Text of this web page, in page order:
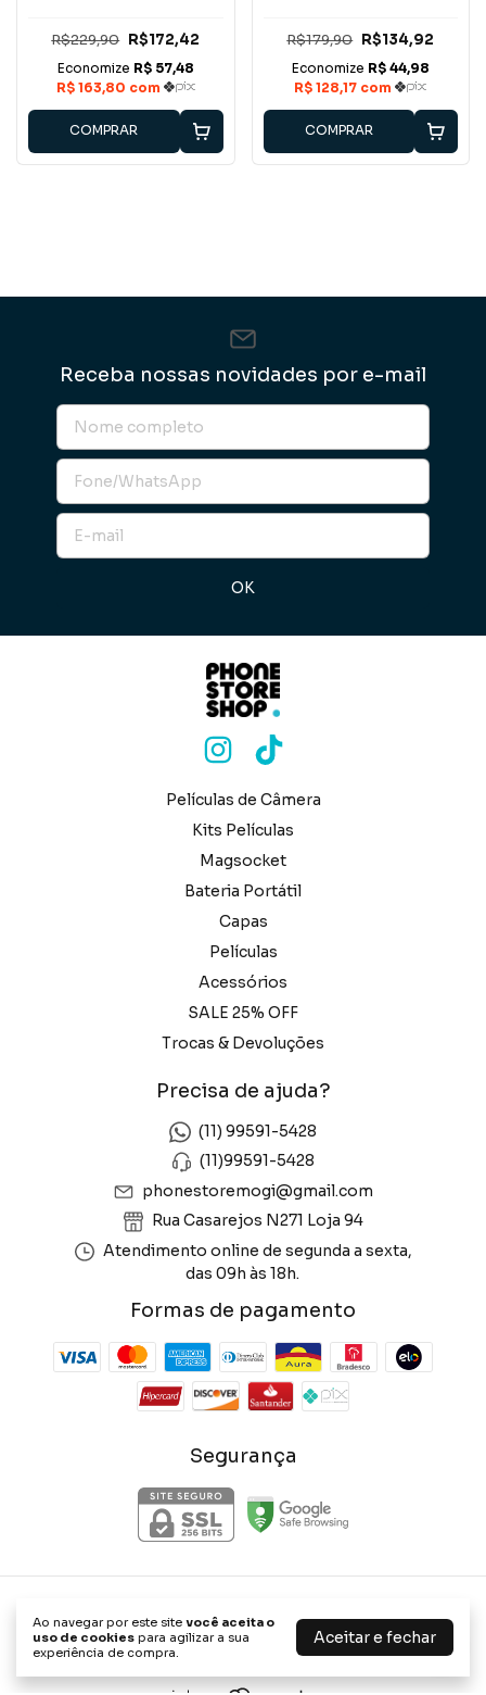
Ao navegar por este site você aceita o
uso de cookies para agilizar a sua
experiência de compra.
Aceitar e fechar
R$229,90 R$172,42
COMPRAR
R$179,90 R$134,92
COMPRAR
Receba nossas novidades por e-mail
Películas de Câmera
Kits Películas
Magsocket
Bateria Portátil
Capas
Películas
Acessórios
SALE 25% OFF
Trocas & Devoluções
Precisa de ajuda?
(11) 99591-5428
(11)99591-5428
phonestoremogi@gmail.com
Rua Casarejos N271 Loja 94
Atendimento online de segunda a sexta,
das 09h às 18h.
Formas de pagamento
Segurança
Phone Store Shop
©2026. Phone Store Shop - 47656898000114. Todos os direitos